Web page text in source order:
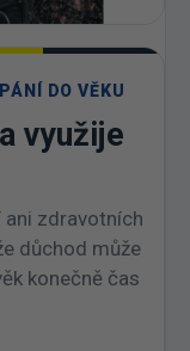
DO VĚKU
využije
zdravotních
důchod může
konečně čas